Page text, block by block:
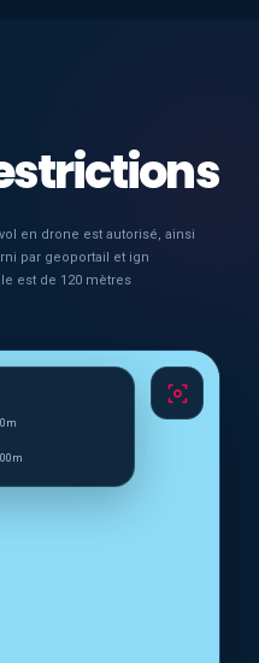
en drone est autorisé, ainsi
par geoportail et ign
est de 120 mètres